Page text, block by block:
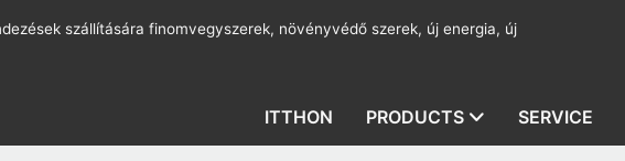
szállítására finomvegyszerek, növényvédő szerek, új energia, új
ITTHON PRODUCTS SERVICE